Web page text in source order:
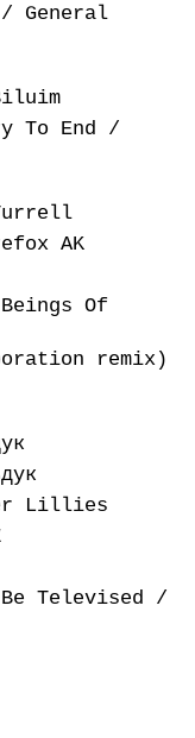
/ General
To End /
AK
Of
remix)
Lillies
Televised /